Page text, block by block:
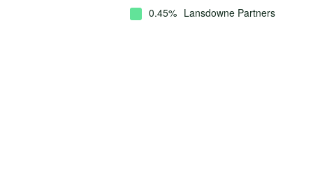
0.45% Lansdowne Partners